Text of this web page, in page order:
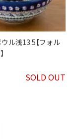
ウル浅13.5【フォル
SOLD OUT